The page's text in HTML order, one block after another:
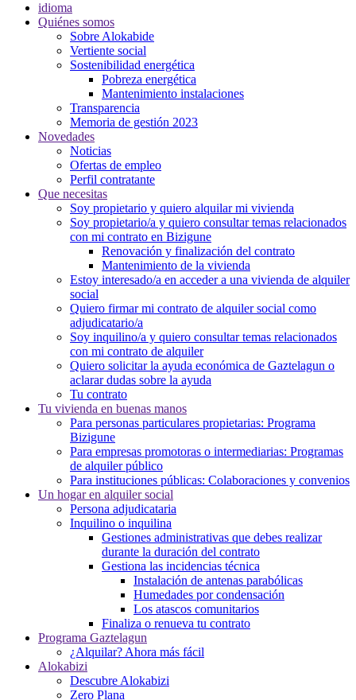
idioma
Quiénes somos
Sobre Alokabide
Vertiente social
Sostenibilidad energética
Pobreza energética
Mantenimiento instalaciones
Transparencia
Memoria de gestión 2023
Novedades
Noticias
Ofertas de empleo
Perfil contratante
Que necesitas
Soy propietario y quiero alquilar mi vivienda
Soy propietario/a y quiero consultar temas relacionados
con mi contrato en Bizigune
Renovación y finalización del contrato
Mantenimiento de la vivienda
Estoy interesado/a en acceder a una vivienda de alquiler
social
Quiero firmar mi contrato de alquiler social como
adjudicatario/a
Soy inquilino/a y quiero consultar temas relacionados
con mi contrato de alquiler
Quiero solicitar la ayuda económica de Gaztelagun o
aclarar dudas sobre la ayuda
Tu contrato
Tu vivienda en buenas manos
Para personas particulares propietarias: Programa
Bizigune
Para empresas promotoras o intermediarias: Programas
de alquiler público
Para instituciones públicas: Colaboraciones y convenios
Un hogar en alquiler social
Persona adjudicataria
Inquilino o inquilina
Gestiones administrativas que debes realizar
durante la duración del contrato
Gestiona las incidencias técnica
Instalación de antenas parabólicas
Humedades por condensación
Los atascos comunitarios
Finaliza o renueva tu contrato
Programa Gaztelagun
¿Alquilar? Ahora más fácil
Alokabizi
Descubre Alokabizi
Zero Plana